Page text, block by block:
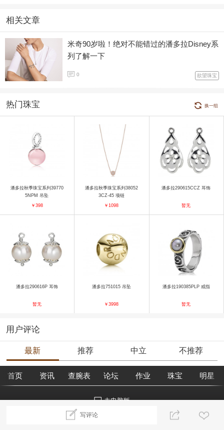
相关文章
米奇90岁啦！绝对不能错过的潘多拉Disney系
列了解一下
0 欲望珠宝
热门珠宝 换一组
潘多拉秋季珠宝系列39770
5NPM 吊坠
￥398
潘多拉秋季珠宝系列38052
3CZ-45 项链
￥1098
潘多拉290615CCZ 耳饰
暂无
潘多拉290616P 耳饰
暂无
潘多拉751015 吊坠
￥3998
潘多拉190385PLP 戒指
暂无
用户评论
最新 推荐 中立 不推荐
写评论
首页 资讯 查腕表 论坛 作业 珠宝 明星
去电脑版
©2018腕表之家 m.xbiao.com